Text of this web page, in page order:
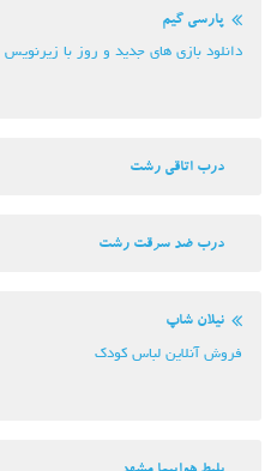
های جدید و روز با زیرنویس فارسی
سرقت رشت
لباس کودک